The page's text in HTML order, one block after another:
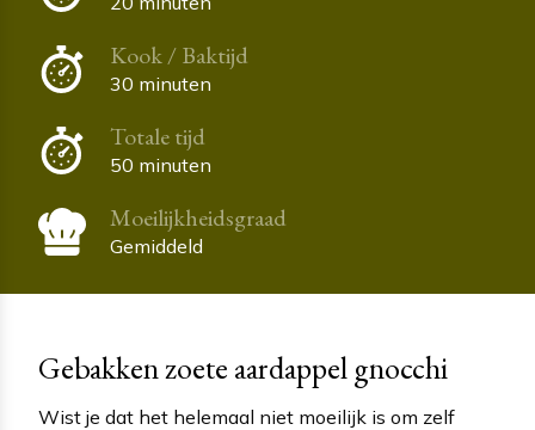
Kook / Baktijd
30 minuten
Totale tijd
50 minuten
Moeilijkheidsgraad
Gemiddeld
Gebakken zoete aardappel gnocchi
Wist je dat het helemaal niet moeilijk is om zelf